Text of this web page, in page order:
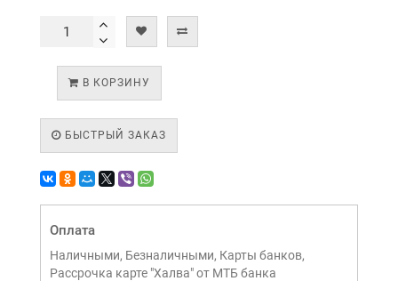
В КОРЗИНУ
БЫСТРЫЙ ЗАКАЗ
Оплата
Наличными, Безналичными, Карты банков,
Рассрочка карте "Халва" от МТБ банка